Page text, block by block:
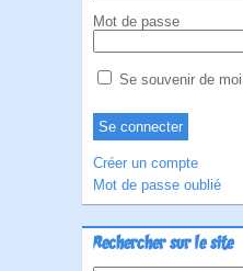
Mot de passe
Se souvenir de moi
Créer un compte
Mot de passe oublié
Rechercher sur le site